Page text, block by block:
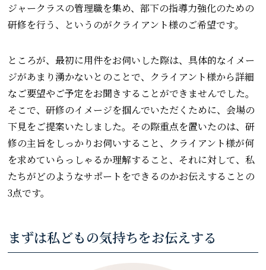
ジャークラスの管理職を集め、部下の指導力強化のための
研修を行う、というのがクライアント様のご希望です。
ところが、最初に用件をお伺いした際は、具体的なイメー
ジがあまり湧かないとのことで、クライアント様から詳細
なご要望やご予定をお聞きすることができませんでした。
そこで、研修のイメージを掴んでいただくために、会場の
下見をご提案いたしました。その際重点を置いたのは、研
修の主旨をしっかりお伺いすること、クライアント様が何
を求めていらっしゃるか理解すること、それに対して、私
たちがどのようなサポートをできるのかお伝えすることの
3点です。
まずは私どもの気持ちをお伝えする